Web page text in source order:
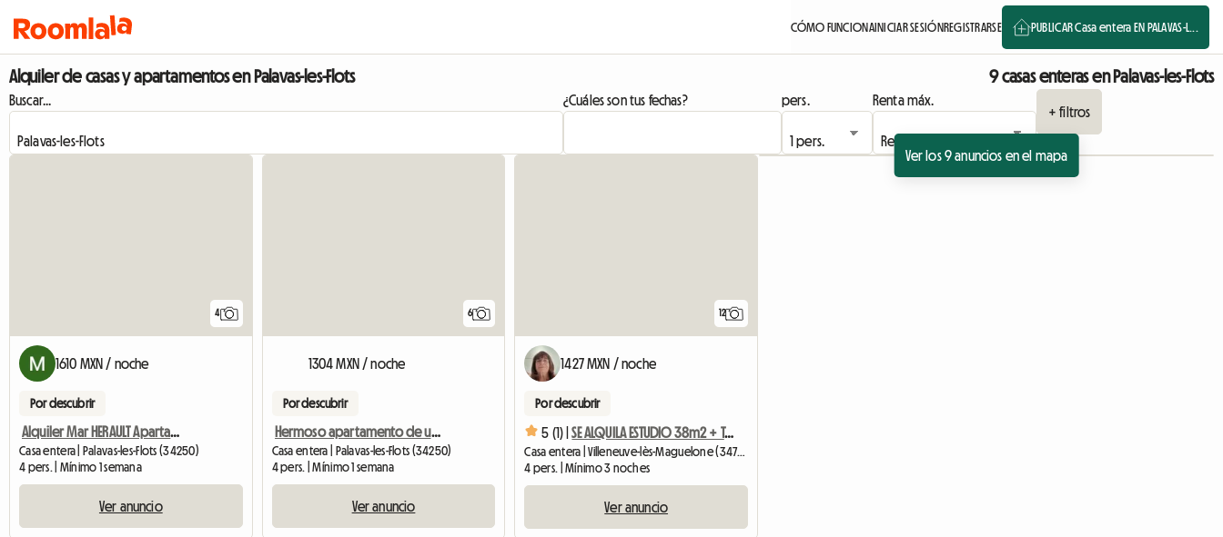
CÓMO FUNCIONAINICIAR SESIÓNREGISTRARSE PUBLICAR Casa entera EN PALAVAS-L...
Alquiler de casas y apartamentos en Palavas-les-Flots 9 casas enteras en Palavas-les-Flots
Buscar... ¿Cuáles son tus fechas? pers.
Renta máx.
+ filtros
Ver los 9 anuncios en el mapa
4
1610 MXN / noche
Por descubrir
Alquiler Mar HERAULT Apartamento 4 Pers
Casa entera | Palavas-les-Flots (34250)
4 pers. | Mínimo 1 semana
Ver anuncio
6
1304 MXN / noche
Por descubrir
Hermoso apartamento de un dormitorio con aire acondicionado y vista al mar en alquiler.
Casa entera | Palavas-les-Flots (34250)
4 pers. | Mínimo 1 semana
Ver anuncio
12
1427 MXN / noche
Por descubrir
5 (1) | SE ALQUILA ESTUDIO 38m2 + Terraza 25m2 + Piscina Privada
Casa entera | Villeneuve-lès-Maguelone (34750) | 38 M2
4 pers. | Mínimo 3 noches
Ver anuncio